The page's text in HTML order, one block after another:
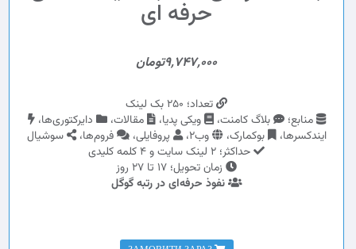
حرفه ای
9,747,000تومان
تعداد؛ 250 بک لینک
منابع؛
بلاگ کامنت، ویکی پدیا، مقالات،
دایرکتوری‌ها،
ایندکسرها،
بوکمارک، وب2، پروفایلی، فروم‌ها،
سوشیال
حداکثر؛ 2 لینک سایت و 4 کلمه کلیدی
زمان تحویل؛ 17 تا 27 روز
نفوذ حرفه‌ای در رتبه گوگل